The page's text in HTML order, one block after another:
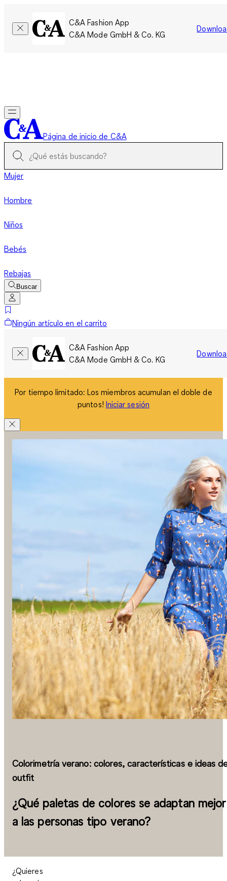
C&A Fashion App
C&A Mode GmbH & Co. KG
Página de inicio de C&A
Mujer
Hombre
Niños
Bebés
Rebajas
Buscar
Ningún artículo en el carrito
C&A Fashion App
C&A Mode GmbH & Co. KG
Por tiempo limitado: Los miembros acumulan el doble de
puntos! Iniciar sesión
Colorimetría verano: colores, características e ideas
outfit
¿Qué paletas de colores se adaptan mejor
a las personas tipo verano?
¿Quieres